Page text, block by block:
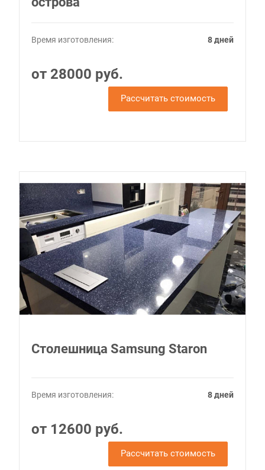
Время изготовления: 8 дней
от 28000 руб.
Рассчитать стоимость
Столешница Samsung Staron
Время изготовления: 8 дней
от 12600 руб.
Рассчитать стоимость